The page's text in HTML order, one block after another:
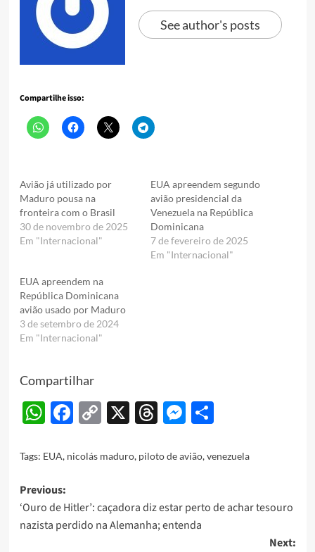
See author's posts
Compartilhe isso:
Avião já utilizado por
Maduro pousa na
fronteira com o Brasil
30 de novembro de 2025
Em "Internacional"
EUA apreendem segundo
avião presidencial da
Venezuela na República
Dominicana
7 de fevereiro de 2025
Em "Internacional"
EUA apreendem na
República Dominicana
avião usado por Maduro
3 de setembro de 2024
Em "Internacional"
Compartilhar
WhatsApp
Facebook
Copy
X Threads
Messenger
Share
Tags: EUA, nicolás maduro, piloto de avião,venezuela
Post
navigation
Previous:
‘Ouro de Hitler’: caçadora diz estar perto de achar tesouro
nazista perdido na Alemanha; entenda
Next: